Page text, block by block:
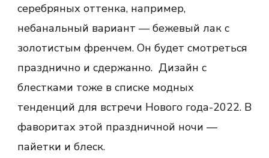
серебряных оттенка, например,
небанальный вариант — бежевый лак с
золотистым френчем. Он будет смотреться
празднично и сдержанно. Дизайн с
блестками тоже в списке модных
тенденций для встречи Нового года-2022. В
фаворитах этой праздничной ночи —
пайетки и блеск.